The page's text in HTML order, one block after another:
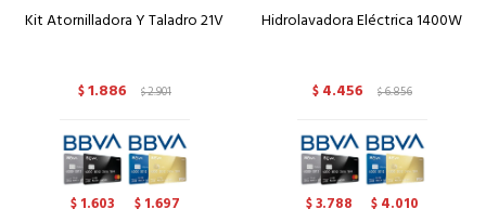
Kit Atornilladora Y Taladro 21V
$1.886 $2.901
$ 1.603 $ 1.697
Hidrolavadora Eléctrica 1400W
$ 4.456 $6.856
$3.788 $ 4.010